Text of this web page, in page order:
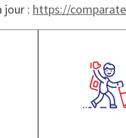
jour : https://